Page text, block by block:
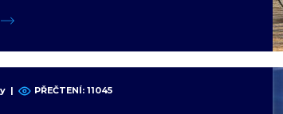
| PŘEČTENÍ: 11045